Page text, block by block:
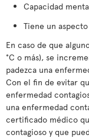
Capacidad
Tiene un
En caso de que
°C o más), se
padezca una
Con el fin de evitar
enfermedad
una enfermedad
certificado médico
contagioso y que